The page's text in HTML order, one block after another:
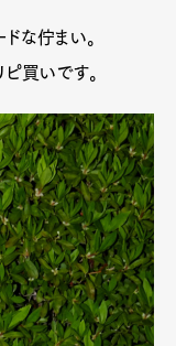
な佇まい。
買いです。